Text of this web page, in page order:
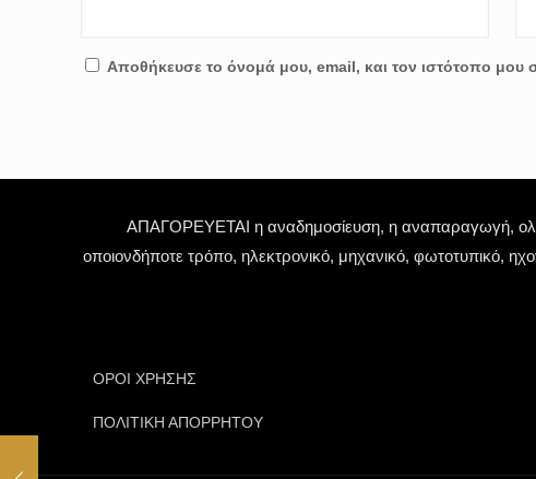
Αποθήκευσε το όνομά μου, email, και τον ιστότοπο
ΑΠΑΓΟΡΕΥΕΤΑΙ η αναδημοσίευση, η αναπαραγωγή,
οποιονδήποτε τρόπο, ηλεκτρονικό, μηχανικό, φωτοτυπικό,
ΟΡΟΙ ΧΡΗΣΗΣ
ΠΟΛΙΤΙΚΗ ΑΠΟΡΡΗΤΟΥ